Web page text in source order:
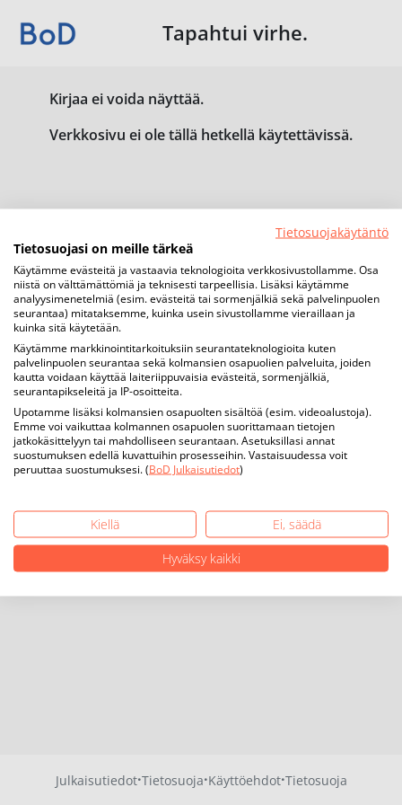
Tapahtui virhe.
Kirjaa ei voida näyttää.
Verkkosivu ei ole tällä hetkellä käytettävissä.
Julkaisutiedot·Tietosuoja·Käyttöehdot·Tietosuoja
Tietosuojakäytäntö
Tietosuojasi on meille tärkeä
Käytämme evästeitä ja vastaavia teknologioita verkkosivustollamme. Osa
niistä on välttämättömiä ja teknisesti tarpeellisia. Lisäksi käytämme
analyysimenetelmiä (esim. evästeitä tai sormenjälkiä sekä palvelinpuolen
seurantaa) mitataksemme, kuinka usein sivustollamme vieraillaan ja
kuinka sitä käytetään.
Käytämme markkinointitarkoituksiin seurantateknologioita kuten
palvelinpuolen seurantaa sekä kolmansien osapuolien palveluita, joiden
kautta voidaan käyttää laiteriippuvaisia evästeitä, sormenjälkiä,
seurantapikseleitä ja IP-osoitteita.
Upotamme lisäksi kolmansien osapuolten sisältöä (esim. videoalustoja).
Emme voi vaikuttaa kolmannen osapuolen suorittamaan tietojen
jatkokäsittelyyn tai mahdolliseen seurantaan. Asetuksillasi annat
suostumuksen edellä kuvattuihin prosesseihin. Vastaisuudessa voit
peruuttaa suostumuksesi. (BoD Julkaisutiedot)
Kiellä
Ei, säädä
Hyväksy kaikki